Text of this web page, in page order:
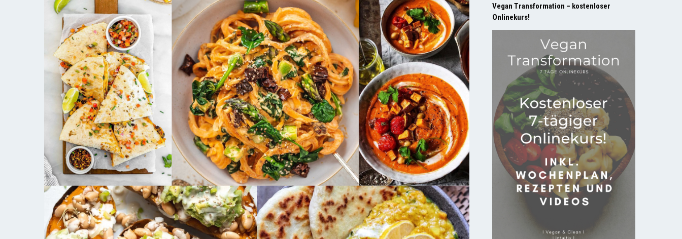
Vegan Transformation – kostenloser
Onlinekurs!